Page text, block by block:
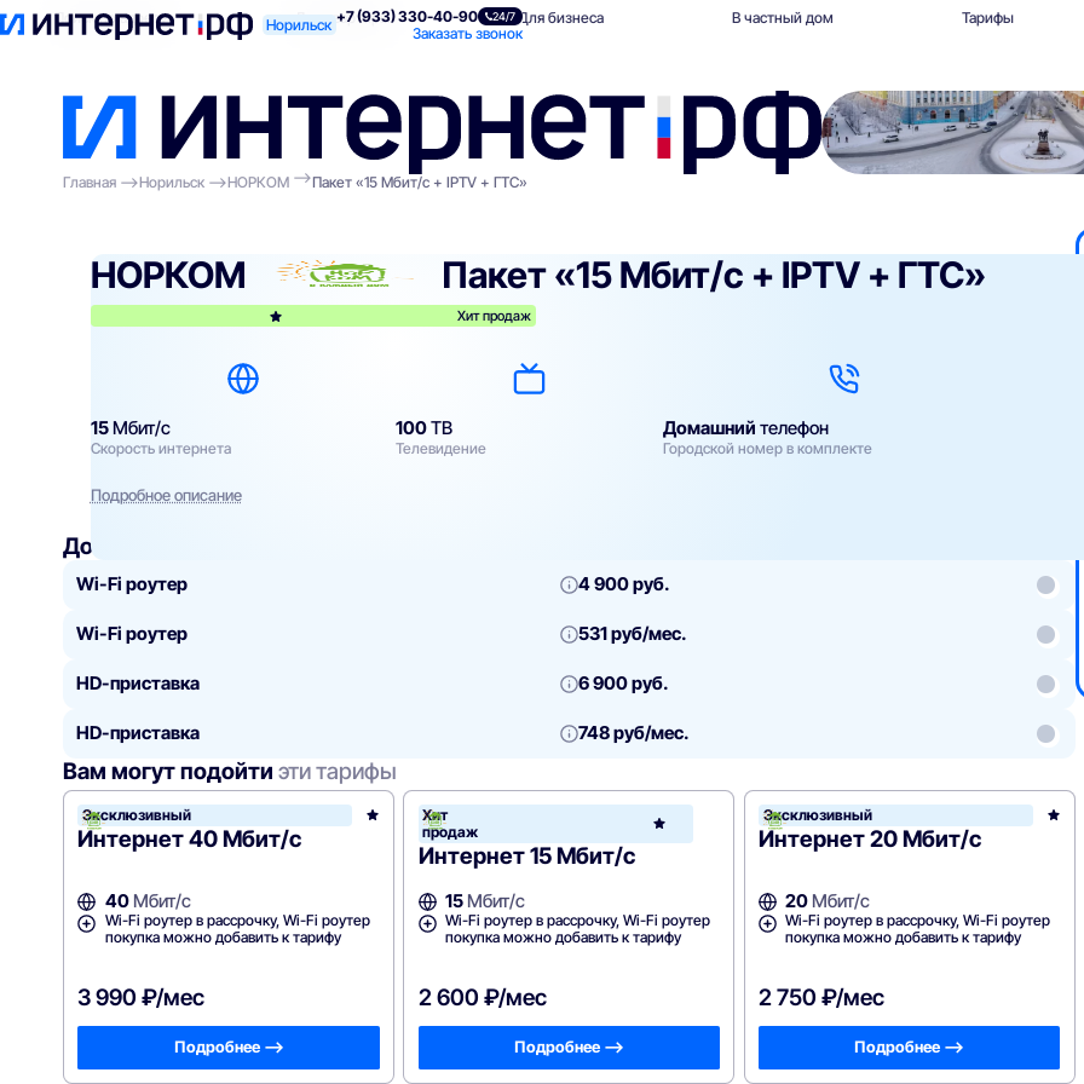
Норильск +7 (933) 330-40-90 24/7
Заказать звонок
Поиск по адресу Для квартиры Для бизнеса В частный дом Тарифы
Главная
Норильск НОРКОМ Пакет «15 Мбит/с + IPTV + ГТС»
НОРКОМ Пакет «15 Мбит/с + IPTV + ГТС»
Хит продаж
15Мбит/с
Скорость интернета
100ТВ
Телевидение
Домашний телефон
Городской номер в комплекте
Подробное описание
Добавить
Wi-Fi роутер 4 900 руб.
Wi-Fi роутер 531 руб/мес.
HD-приставка 6 900 руб.
HD-приставка 748 руб/мес.
Вам могут подойти эти тарифы
Эксклюзивный
Интернет 40 Мбит/с
40Мбит/с
Wi-Fi роутер в рассрочку, Wi-Fi роутер
покупка можно добавить к тарифу
3 990 ₽/мес
Подробнее —>
Хит
продаж
НОРКОМ
Интернет 15 Мбит/с
15 Мбит/с
Wi-Fi роутер в рассрочку, Wi-Fi роутер
покупка можно добавить к тарифу
2 600 ₽/мес
Подробнее —>
Эксклюзивный
Интернет 20 Мбит/с
20 Мбит/с
Wi-Fi роутер в рассрочку, Wi-Fi роутер
покупка можно добавить к тарифу
2 750 ₽/мес
Подробнее —>